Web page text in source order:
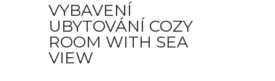
VYBAVENÍ
UBYTOVÁNÍ COZY
ROOM WITH SEA
VIEW